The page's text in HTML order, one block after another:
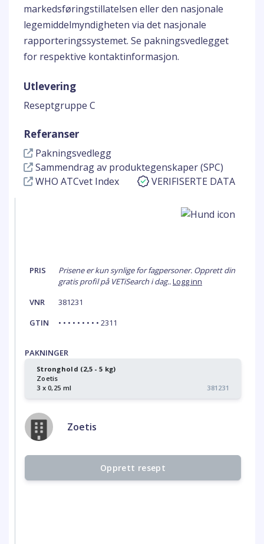
markedsføringstillatelsen eller den nasjonale
legemiddelmyndigheten via det nasjonale
rapporteringssystemet. Se pakningsvedlegget
for respektive kontaktinformasjon.
Utlevering
Reseptgruppe C
Referanser
Pakningsvedlegg
Sammendrag av produktegenskaper (SPC)
WHO ATCvet Index
VERIFISERTE DATA
PRIS
Prisene er kun synlige for fagpersoner. Opprett din
gratis profil på VETiSearch i dag..Logg inn
VNR
381231
GTIN
• • • • • • • • • 2311
PAKNINGER
Stronghold (2,5 - 5 kg)
Zoetis
3 x 0,25 ml
381231
Zoetis
Opprett resept